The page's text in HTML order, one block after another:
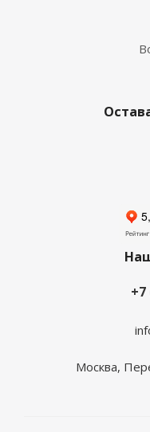
+7
Москва,